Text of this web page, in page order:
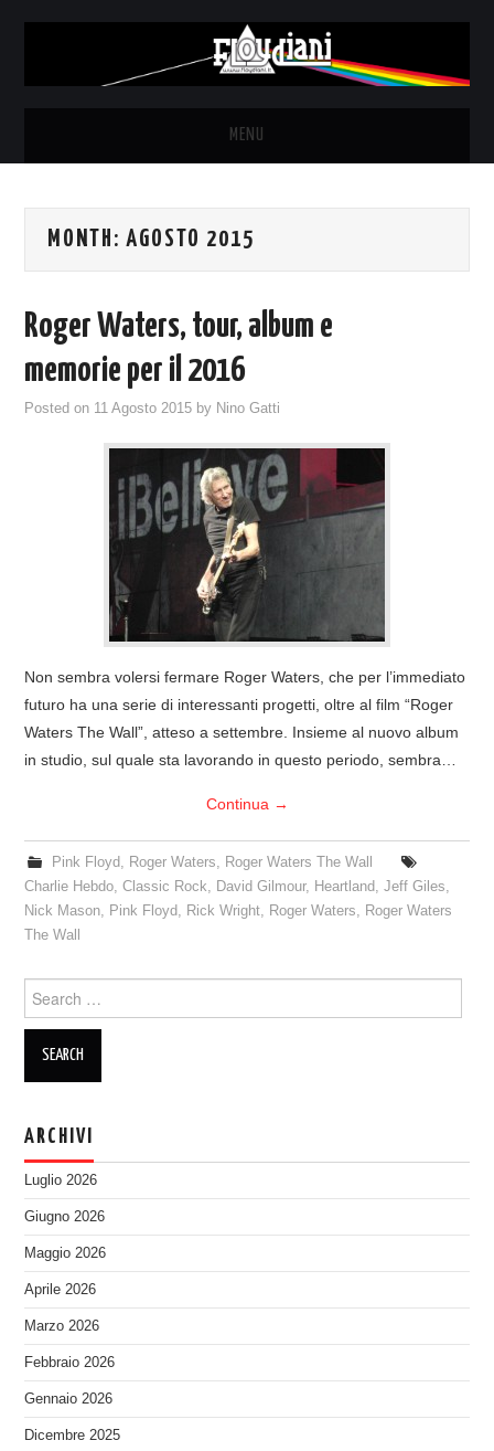
MENU
NEWS
SYD BARRETT – ALLE SOGLIE
DELL’ALBA
COVER & TRIBUTI
DISCOGRAFIA
LINKS
CONTATTI
PINKFLOYDIANE
POLICY/COOKIES
MONTH:AGOSTO 2015
Roger Waters, tour, album e
memorie per il 2016
Posted on 11 Agosto 2015 by Nino Gatti
Non sembra volersi fermare Roger Waters, che per l’immediato
futuro ha una serie di interessanti progetti, oltre al film “Roger
Waters The Wall”, atteso a settembre. Insieme al nuovo album
in studio, sul quale sta lavorando in questo periodo, sembra…
Continua →
Pink Floyd, Roger Waters, Roger Waters The Wall
Charlie Hebdo,Classic Rock, David Gilmour, Heartland,Jeff Giles,
Nick Mason, Pink Floyd, Rick Wright, Roger Waters, Roger Waters
The Wall
for:
ARCHIVI
Luglio 2026
Giugno 2026
Maggio 2026
Aprile 2026
Marzo 2026
Febbraio 2026
Gennaio 2026
Dicembre 2025